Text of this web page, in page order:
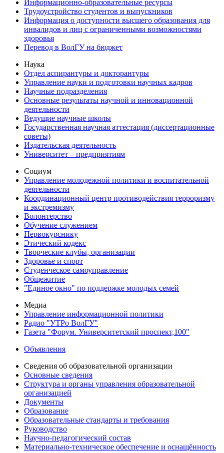
Информационно-образовательные ресурсы
Трудоустройство студентов и выпускников
Информация о доступности высшего образования для
инвалидов и лиц с ограниченными возможностями
здоровья
Перевод в ВолГУ на бюджет
Наука
Отдел аспирантуры и докторантуры
Управление науки и подготовки научных кадров
Научные подразделения
Основные результаты научной и инновационной
деятельности
Ведущие научные школы
Государственная научная аттестация (диссертационные
советы)
Издательская деятельность
Университет – предприятиям
Социум
Управление молодежной политики и воспитательной
деятельности
Координационный центр противодействия терроризму
и экстремизму
Волонтерство
Обучение служением
Первокурснику
Этический кодекс
Творческие клубы, организации
Здоровье и спорт
Студенческое самоуправление
Общежитие
"Единое окно" по поддержке молодых семей
Медиа
Управление информационной политики
Радио "УТРо ВолГУ"
Газета "Форум. Университетский проспект,100"
Объявления
Сведения об образовательной организации
Основные сведения
Структура и органы управления образовательной
организацией
Документы
Образование
Образовательные стандарты и требования
Руководство
Научно-педагогический состав
Материально-техническое обеспечение и оснащённость